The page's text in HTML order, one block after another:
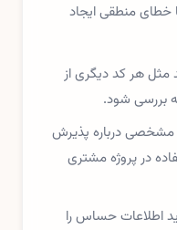
خطای منطقی ایجاد
مثل هر کد دیگری از
بررسی شود.
مشخصی درباره پذیرش
در پروژه مشتری
اطلاعات حساس را